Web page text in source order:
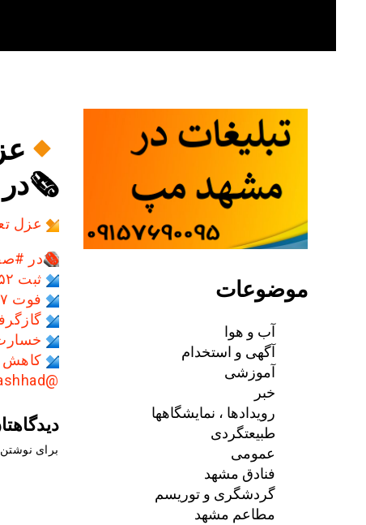
content
🗞در
عزل
🗞در
ثبت ۳۵۵۲ مورد کودک‌آزاری در استان
فوت ۲۷شهروند مشهدی بر اثر تصادفات
کاهش
@AkhbarMashhad
برای نوشتن
موضوعات
آب و هوا
آگهی و استخدام
آموزشی
خبر
رویدادها ، نمایشگاهها
طبیعتگردی
عمومی
فنادق مشهد
گردشگری و توریسم
مطاعم مشهد